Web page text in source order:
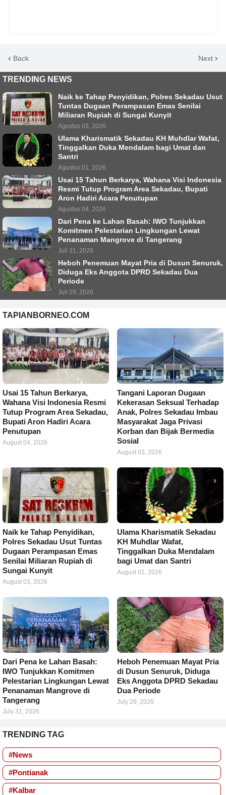
Back Next
TRENDING NEWS
Naik ke Tahap Penyidikan, Polres Sekadau Usut
Tuntas Dugaan Perampasan Emas Senilai
Miliaran Rupiah di Sungai Kunyit
Agustus 03, 2026
Ulama Kharismatik Sekadau KH Muhdlar Wafat,
Tinggalkan Duka Mendalam bagi Umat dan
Santri
Agustus 01, 2026
Usai 15 Tahun Berkarya, Wahana Visi Indonesia
Resmi Tutup Program Area Sekadau, Bupati
Aron Hadiri Acara Penutupan
Agustus 04, 2026
Dari Pena ke Lahan Basah: IWO Tunjukkan
Komitmen Pelestarian Lingkungan Lewat
Penanaman Mangrove di Tangerang
Juli 31, 2026
Heboh Penemuan Mayat Pria di Dusun Senuruk,
Diduga Eks Anggota DPRD Sekadau Dua
Periode
Juli 29, 2026
TAPIANBORNEO.COM
Usai 15 Tahun Berkarya,
Wahana Visi Indonesia Resmi
Tutup Program Area Sekadau,
Bupati Aron Hadiri Acara
Penutupan
August 04, 2026
Tangani Laporan Dugaan
Kekerasan Seksual Terhadap
Anak, Polres Sekadau Imbau
Masyarakat Jaga Privasi
Korban dan Bijak Bermedia
Sosial
August 03, 2026
Naik ke Tahap Penyidikan,
Polres Sekadau Usut Tuntas
Dugaan Perampasan Emas
Senilai Miliaran Rupiah di
Sungai Kunyit
August 03, 2026
Ulama Kharismatik Sekadau
KH Muhdlar Wafat,
Tinggalkan Duka Mendalam
bagi Umat dan Santri
August 01, 2026
Dari Pena ke Lahan Basah:
IWO Tunjukkan Komitmen
Pelestarian Lingkungan Lewat
Penanaman Mangrove di
Tangerang
July 31, 2026
Heboh Penemuan Mayat Pria
di Dusun Senuruk, Diduga
Eks Anggota DPRD Sekadau
Dua Periode
July 29, 2026
TRENDING TAG
#News
#Pontianak
#Kalbar